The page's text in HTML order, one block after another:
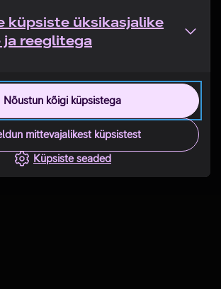
küpsiste üksikasjalike
reeglitega
Nõustun kõigi küpsistega
mittevajalikest küpsistest
Küpsiste seaded